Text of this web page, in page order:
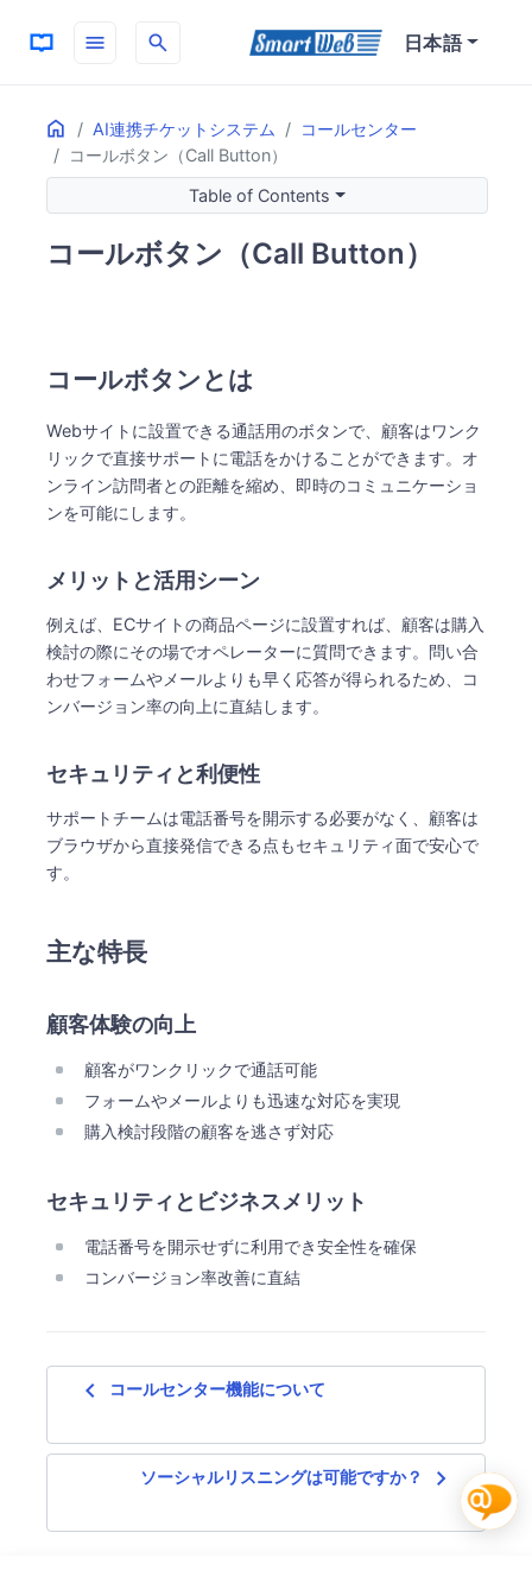
menu search 日本語
Home AI連携チケットシステム
コールセンター
コールボタン（Call Button）
ON THIS PAGE
コールボタンとは
メリットと活用シーン
セキュリティと利便性
主な特長
Table of Contents
コールボタン（Call Button）
コールボタンとは
Webサイトに設置できる通話用のボタンで、顧客はワンク
リックで直接サポートに電話をかけることができます。オ
ンライン訪問者との距離を縮め、即時のコミュニケーショ
ンを可能にします。
メリットと活用シーン
例えば、ECサイトの商品ページに設置すれば、顧客は購入
検討の際にその場でオペレーターに質問できます。問い合
わせフォームやメールよりも早く応答が得られるため、コ
ンバージョン率の向上に直結します。
セキュリティと利便性
サポートチームは電話番号を開示する必要がなく、顧客は
ブラウザから直接発信できる点もセキュリティ面で安心で
す。
主な特長
顧客体験の向上
顧客がワンクリックで通話可能
フォームやメールよりも迅速な対応を実現
購入検討段階の顧客を逃さず対応
セキュリティとビジネスメリット
電話番号を開示せずに利用でき安全性を確保
コンバージョン率改善に直結
navigate_before コールセンター機能について
ソーシャルリスニングは可能ですか？ navigate_next